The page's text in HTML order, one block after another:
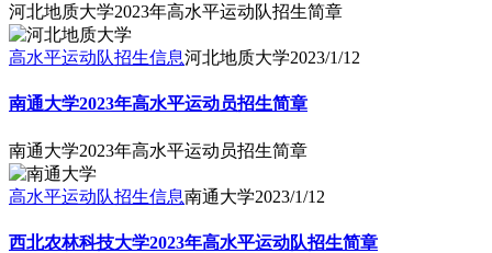
河北地质大学2023年高水平运动队招生简章
高水平运动队招生信息河北地质大学2023/1/12
南通大学2023年高水平运动员招生简章
南通大学2023年高水平运动员招生简章
高水平运动队招生信息南通大学2023/1/12
西北农林科技大学2023年高水平运动队招生简章